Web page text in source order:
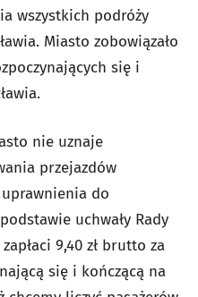
wszystkich podróży
Miasto zobowiązało
się i
nie uznaje
przejazdów
do
uchwały Rady
9,40 zł brutto za
się i kończącą na